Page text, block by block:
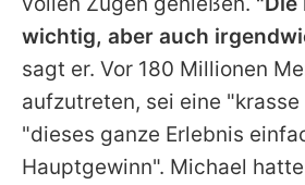
wichtig, aber auch
sagt er. Vor 180 Millionen
aufzutreten, sei eine "krasse
"dieses ganze Erlebnis
Hauptgewinn". Michael